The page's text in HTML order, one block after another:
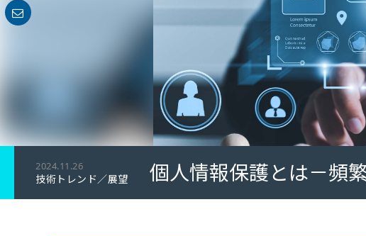
2024.11.26
技術トレンド／展望 個人情報保護とは－頻